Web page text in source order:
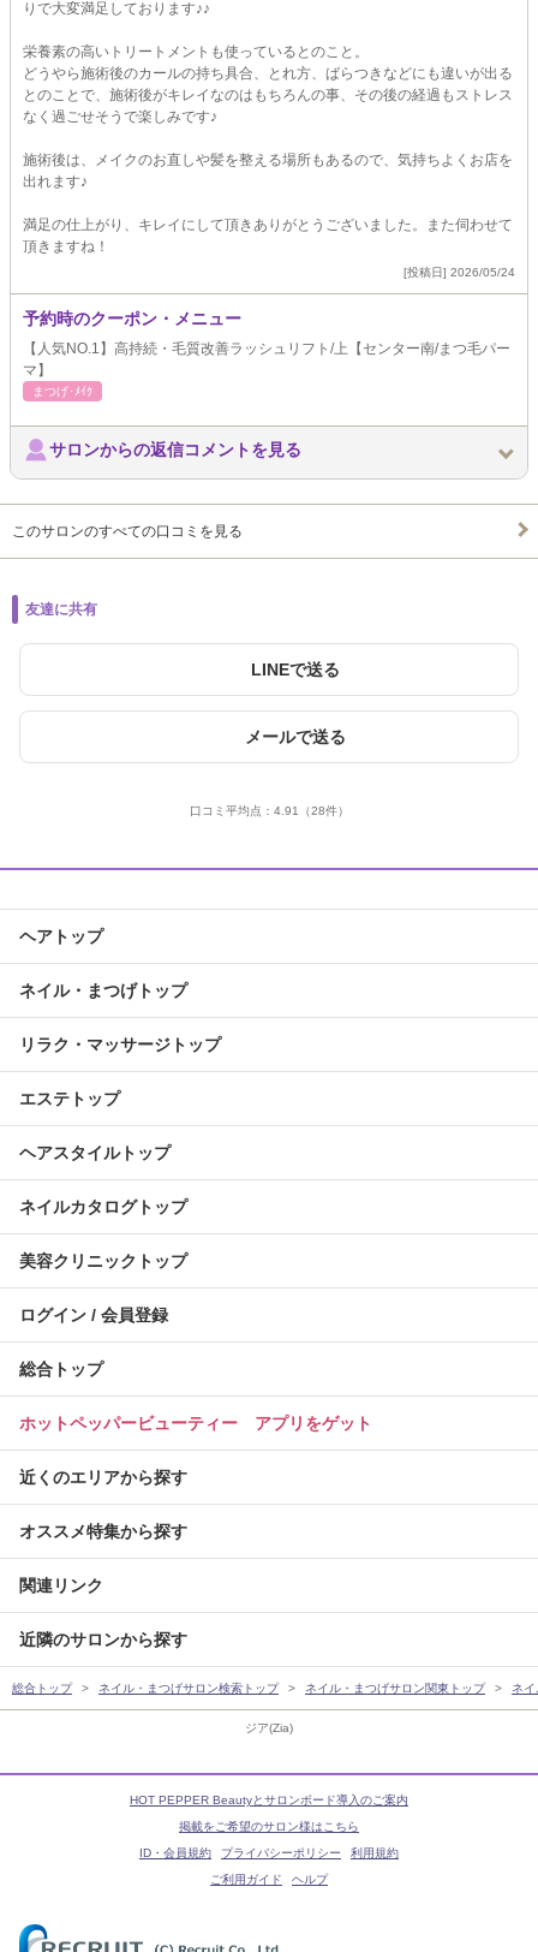
ジア(Zia)
りで大変満足しております♪♪
栄養素の高いトリートメントも使っているとのこと。
どうやら施術後のカールの持ち具合、とれ方、ばらつきなどにも違いが出る
とのことで、施術後がキレイなのはもちろんの事、その後の経過もストレス
なく過ごせそうで楽しみです♪
施術後は、メイクのお直しや髪を整える場所もあるので、気持ちよくお店を
出れます♪
満足の仕上がり、キレイにして頂きありがとうございました。また伺わせて
頂きますね！
[投稿日] 2026/05/24
予約時のクーポン・メニュー
【人気NO.1】高持続・毛質改善ラッシュリフト/上【センター南/まつ毛パー
マ】
まつげ･ﾒｲｸ
サロンからの返信コメントを見る
このサロンのすべての口コミを見る
友達に共有
LINEで送る
メールで送る
口コミ平均点： 4.91 （28件）
ヘアトップ
ネイル・まつげトップ
リラク・マッサージトップ
エステトップ
ヘアスタイルトップ
ネイルカタログトップ
美容クリニックトップ
ログイン / 会員登録
総合トップ
ホットペッパービューティー アプリをゲット
近くのエリアから探す
オススメ特集から探す
関連リンク
近隣のサロンから探す
総合トップ ネイル・まつげサロン検索トップ ネイル・まつげサロン関東トップ ネ
HOT PEPPER Beautyとサロンボード導入のご案内
掲載をご希望のサロン様はこちら
ID・会員規約
プライバシーポリシー
利用規約
ご利用ガイド
ヘルプ